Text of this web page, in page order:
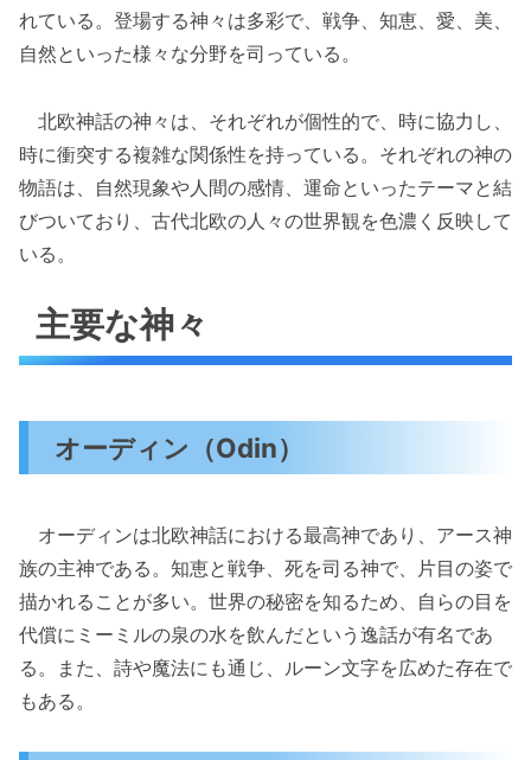
れている。登場する神々は多彩で、戦争、知恵、愛、美、
自然といった様々な分野を司っている。
北欧神話の神々は、それぞれが個性的で、時に協力し、
時に衝突する複雑な関係性を持っている。それぞれの神の
物語は、自然現象や人間の感情、運命といったテーマと結
びついており、古代北欧の人々の世界観を色濃く反映して
いる。
主要な神々
オーディン（Odin）
オーディンは北欧神話における最高神であり、アース神
族の主神である。知恵と戦争、死を司る神で、片目の姿で
描かれることが多い。世界の秘密を知るため、自らの目を
代償にミーミルの泉の水を飲んだという逸話が有名であ
る。また、詩や魔法にも通じ、ルーン文字を広めた存在で
もある。